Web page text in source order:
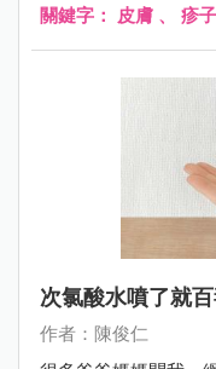
關鍵字： 皮膚 、 疹子
次氯酸水噴了就
作者：陳俊仁